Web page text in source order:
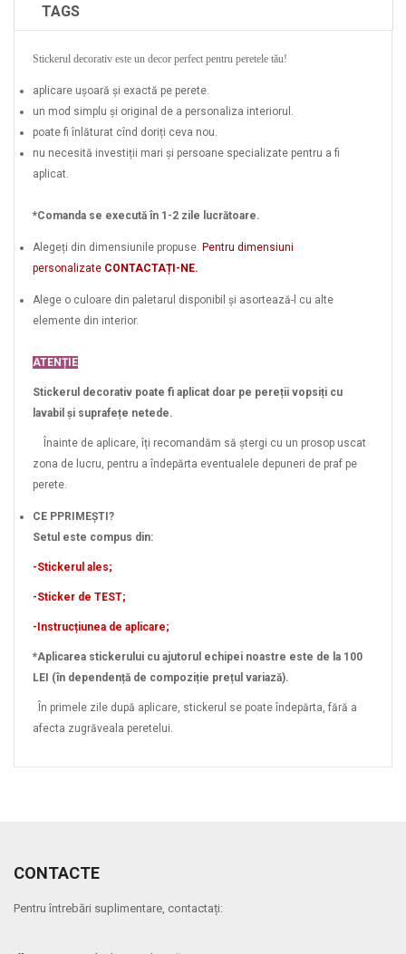
TAGS
Stickerul decorativ este un decor perfect pentru peretele tău!
aplicare ușoară și exactă pe perete.
un mod simplu și original de a personaliza interiorul.
poate fi înlăturat cînd doriți ceva nou.
nu necesită investiții mari și persoane specializate pentru a fi
aplicat.
*Comanda se execută în 1-2 zile lucrătoare.
Alegeți din dimensiunile propuse. Pentru dimensiuni
personalizate CONTACTAȚI-NE.
Alege o culoare din paletarul disponibil și asortează-l cu alte
elemente din interior.
ATENȚIE
Stickerul decorativ poate fi aplicat doar pe pereții vopsiți cu
lavabil și suprafețe netede.
Înainte de aplicare, îți recomandăm să ștergi cu un prosop uscat
zona de lucru, pentru a îndepărta eventualele depuneri de praf pe
perete.
CE PPRIMEȘTI?
Setul este compus din:
-Stickerul ales;
-Sticker de TEST;
-Instrucțiunea de aplicare;
*Aplicarea stickerului cu ajutorul echipei noastre este de la 100
LEI (în dependență de compoziție prețul variază).
În primele zile după aplicare, stickerul se poate îndepărta, fără a
afecta zugrăveala peretelui.
CONTACTE
Pentru întrebări suplimentare, contactați: